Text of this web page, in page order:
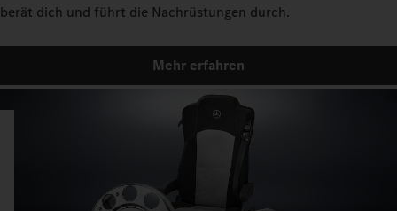
berät dich und führt die Nachrüstungen durch.
Mehr erfahren